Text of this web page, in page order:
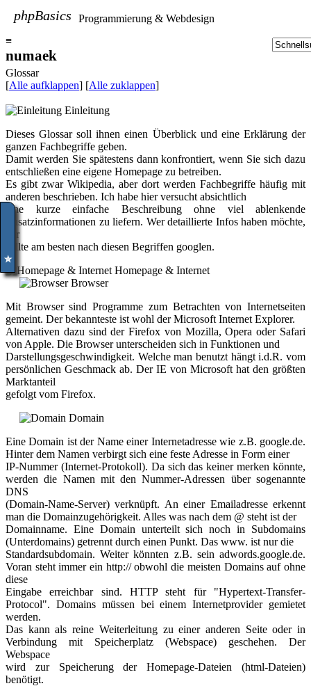
phpBasics
Programmierung & Webdesign
≡
numaek
Glossar
[Alle aufklappen] [Alle zuklappen]
Einleitung
Dieses Glossar soll ihnen einen Überblick und eine Erklärung der
ganzen Fachbegriffe geben.
Damit werden Sie spätestens dann konfrontiert, wenn Sie sich dazu
entschließen eine eigene Homepage zu betreiben.
Es gibt zwar Wikipedia, aber dort werden Fachbegriffe häufig mit
anderen beschrieben. Ich habe hier versucht absichtlich
eine kurze einfache Beschreibung ohne viel ablenkende
Zusatzinformationen zu liefern. Wer detaillierte Infos haben möchte,
der
sollte am besten nach diesen Begriffen googlen.
Homepage & Internet
Browser
Mit Browser sind Programme zum Betrachten von Internetseiten
gemeint. Der bekannteste ist wohl der Microsoft Internet Explorer.
Alternativen dazu sind der Firefox von Mozilla, Opera oder Safari
von Apple. Die Browser unterscheiden sich in Funktionen und
Darstellungsgeschwindigkeit. Welche man benutzt hängt i.d.R. vom
persönlichen Geschmack ab. Der IE von Microsoft hat den größten
Marktanteil
gefolgt vom Firefox.
Domain
Eine Domain ist der Name einer Internetadresse wie z.B. google.de.
Hinter dem Namen verbirgt sich eine feste Adresse in Form einer
IP-Nummer (Internet-Protokoll). Da sich das keiner merken könnte,
werden die Namen mit den Nummer-Adressen über sogenannte
DNS
(Domain-Name-Server) verknüpft. An einer Emailadresse erkennt
man die Domainzugehörigkeit. Alles was nach dem @ steht ist der
Domainname. Eine Domain unterteilt sich noch in Subdomains
(Unterdomains) getrennt durch einen Punkt. Das www. ist nur die
Standardsubdomain. Weiter könnten z.B. sein adwords.google.de.
Voran steht immer ein http:// obwohl die meisten Domains auf ohne
diese
Eingabe erreichbar sind. HTTP steht für "Hypertext-Transfer-
Protocol". Domains müssen bei einem Internetprovider gemietet
werden.
Das kann als reine Weiterleitung zu einer anderen Seite oder in
Verbindung mit Speicherplatz (Webspace) geschehen. Der
Webspace
wird zur Speicherung der Homepage-Dateien (html-Dateien)
benötigt.